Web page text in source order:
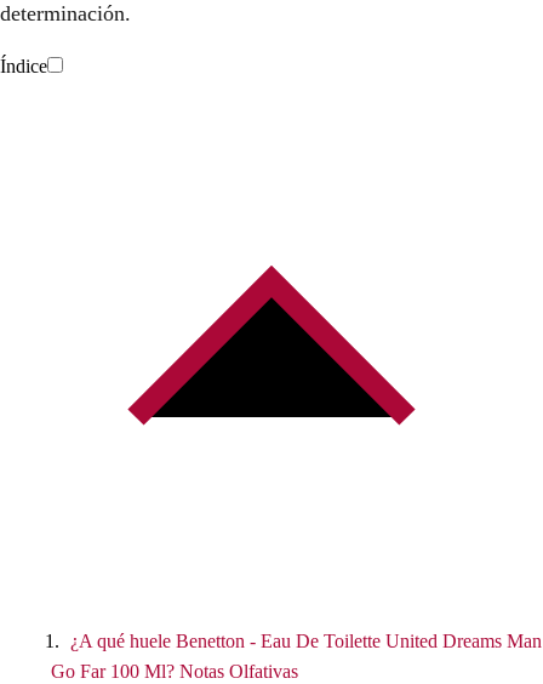
determinación.
Índice
¿A qué huele Benetton - Eau De Toilette United Dreams Man
Go Far 100 Ml? Notas Olfativas